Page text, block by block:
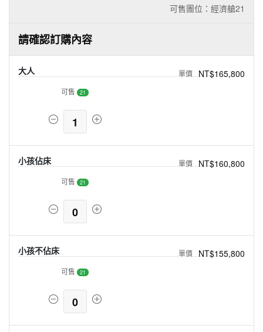
可售團位：經濟艙21
請確認訂購內容
大人 NT$165,800
可售 21
1
小孩佔床 NT$160,800
可售 21
0
小孩不佔床 NT$155,800
可售 21
0